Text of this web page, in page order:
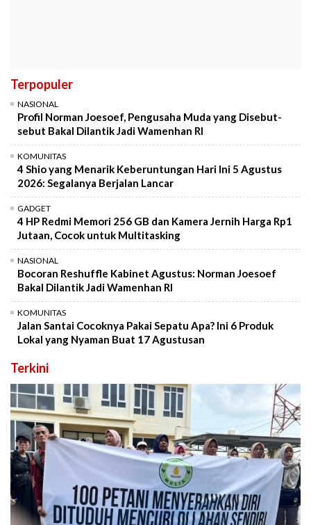
Terpopuler
NASIONAL
Profil Norman Joesoef, Pengusaha Muda yang Disebut-
sebut Bakal Dilantik Jadi Wamenhan RI
KOMUNITAS
4 Shio yang Menarik Keberuntungan Hari Ini 5 Agustus
2026: Segalanya Berjalan Lancar
GADGET
4 HP Redmi Memori 256 GB dan Kamera Jernih Harga Rp1
Jutaan, Cocok untuk Multitasking
NASIONAL
Bocoran Reshuffle Kabinet Agustus: Norman Joesoef
Bakal Dilantik Jadi Wamenhan RI
KOMUNITAS
Jalan Santai Cocoknya Pakai Sepatu Apa? Ini 6 Produk
Lokal yang Nyaman Buat 17 Agustusan
Terkini